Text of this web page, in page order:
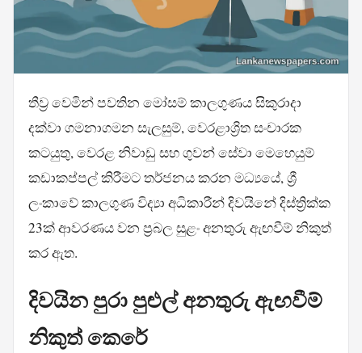
තීව්‍ර වෙමින් පවතින මෝසම් කාලගුණය සිකුරාදා
දක්වා ගමනාගමන සැලසුම්, වෙරළාශ්‍රිත සංචාරක
කටයුතු, වෙරළ නිවාඩු සහ ගුවන් සේවා මෙහෙයුම්
කඩාකප්පල් කිරීමට තර්ජනය කරන මධ්‍යයේ, ශ්‍රී
ලංකාවේ කාලගුණ විද්‍යා අධිකාරීන් දිවයිනේ දිස්ත්‍රික්ක
23ක් ආවරණය වන ප්‍රබල සුළං අනතුරු ඇඟවීම් නිකුත්
කර ඇත.
දිවයින පුරා පුළුල් අනතුරු ඇඟවීම්
නිකුත් කෙරේ